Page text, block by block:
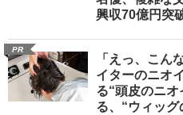
興収70億円突
PR
「えっ、こん
イターのニオ
る“頭皮のニ
る、“ウィッ